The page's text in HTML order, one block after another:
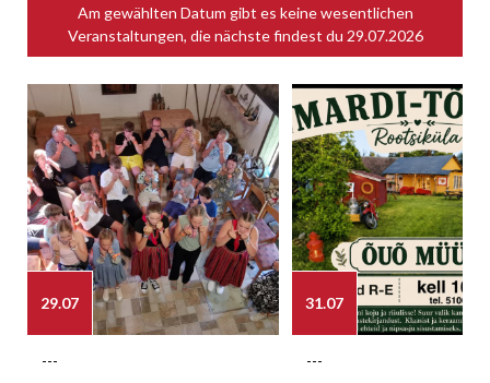
Am gewählten Datum gibt es keine wesentlichen
Veranstaltungen, die nächste findest du 29.07.2026
29.07
---
31.07
---